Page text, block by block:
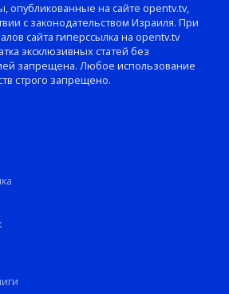
опубликованные на сайте opentv.tv,
с законодательством Израиля. При
сайта гиперссылка на opentv.tv
эксклюзивных статей без
запрещена. Любое использование
строго запрещено.